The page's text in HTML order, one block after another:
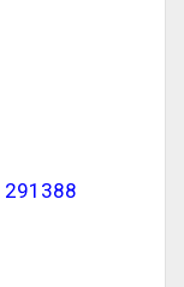
291388